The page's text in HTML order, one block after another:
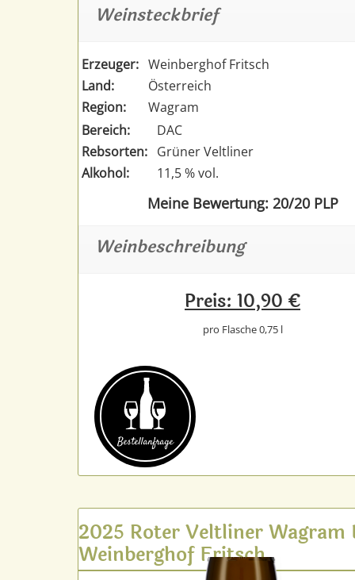
Weinsteckbrief
Erzeuger: Weinberghof Fritsch
Land:
Österreich
Region:
Wagram
Bereich:
DAC
Rebsorten: Grüner Veltliner
Alkohol:
11,5 % vol.
Meine Bewertung: 20/20 PLP
Weinbeschreibung
Preis: 10,90 €
pro Flasche 0,75 l
Bestell­anfrage
2025 Roter Veltliner Wagram
Weinberghof Fritsch